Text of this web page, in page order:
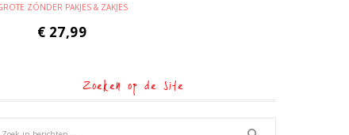
ZÓNDER PAKJES & ZAKJES
€ 27,99
Zoeken op de site